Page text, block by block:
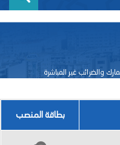
والضرائب غير المباشرة
بطاقة المنصب